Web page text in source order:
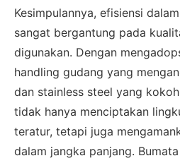
Kesimpulannya, efisiensi
sangat bergantung pada
digunakan. Dengan
handling gudang yang
dan stainless steel yang
tidak hanya menciptakan
teratur, tetapi juga
dalam jangka panjang.
SALES ASSISTANCE
Hubungi Tim
Konsultasikan kebutuhan